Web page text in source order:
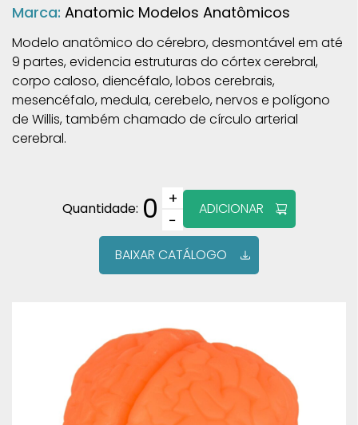
Marca: Anatomic Modelos Anatômicos
Modelo anatômico do cérebro, desmontável em até
9 partes, evidencia estruturas do córtex cerebral,
corpo caloso, diencéfalo, lobos cerebrais,
mesencéfalo, medula, cerebelo, nervos e polígono
de Willis, também chamado de círculo arterial
cerebral.
Quantidade: 0
+
−
ADICIONAR
BAIXAR CATÁLOGO